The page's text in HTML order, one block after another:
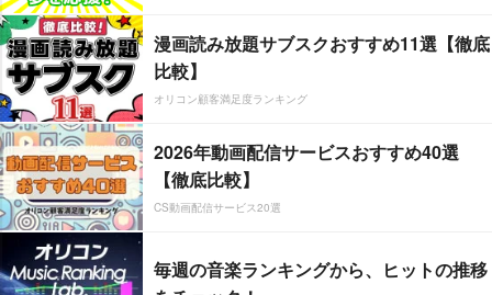
漫画読み放題サブスクおすすめ11選【徹底
比較】
オリコン顧客満足度ランキング
2026年動画配信サービスおすすめ40選
【徹底比較】
CS動画配信サービス20選
毎週の音楽ランキングから、ヒットの推移